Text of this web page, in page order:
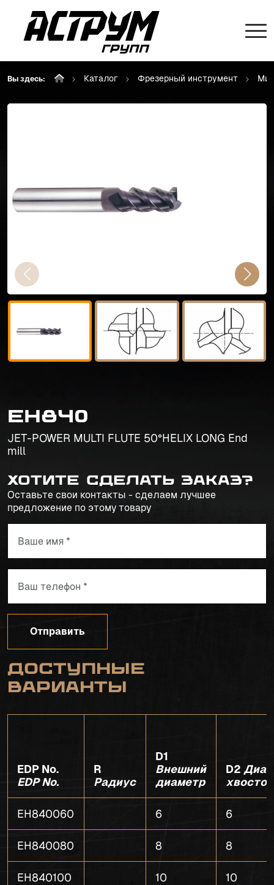
Вы здесь: Каталог Фрезерный инструмент
EH840
JET-POWER MULTI FLUTE 50°HELIX LONG End
mill
Хотите сделать заказ?
Оставьте свои контакты - сделаем лучшее
предложение по этому товару
Отправить
Доступные
варианты
EDP No.
EDP No.
R
Радиус
D1
Внешний
диаметр
D2
EH840060 6 6
EH840080 8 8
EH840100 10 10